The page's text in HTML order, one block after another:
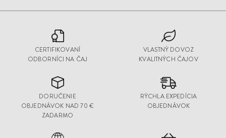
CERTIFIKOVANÍ
ODBORNÍCI NA ČAJ
VLASTNÝ DOVOZ
KVALITNÝCH ČAJOV
DORUČENIE
OBJEDNÁVOK NAD 70 €
ZADARMO
RÝCHLA EXPEDÍCIA
OBJEDNÁVOK